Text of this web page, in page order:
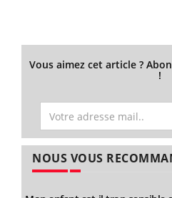
Vous aimez cet article ?
!
NOUS VOUS